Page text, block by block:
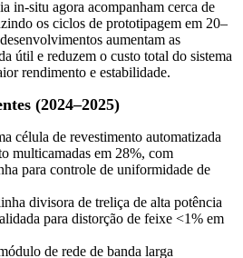
in-situ agora acompanham cerca de
os ciclos de prototipagem em 20–
aumentam as
útil e reduzem o custo total do sistema
rendimento e estabilidade.
(2024–2025)
célula de revestimento automatizada
multicamadas em 28%, com
para controle de uniformidade de
divisora ​​de treliça de alta potência
para distorção de feixe <1% em
de rede de banda larga